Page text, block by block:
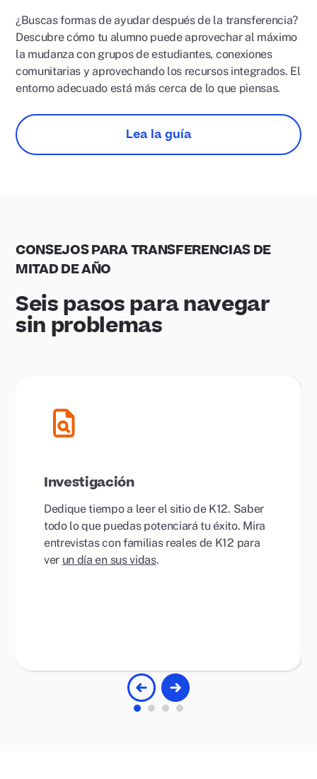
¿Buscas formas de ayudar después de la transferencia?
Descubre cómo tu alumno puede aprovechar al máximo
la mudanza con grupos de estudiantes, conexiones
comunitarias y aprovechando los recursos integrados. El
entorno adecuado está más cerca de lo que piensas.
Lea la guía
CONSEJOS PARA TRANSFERENCIAS DE
MITAD DE AÑO
Seis pasos para navegar
sin problemas
Investigación
Dedique tiempo a leer el sitio de K12. Saber
todo lo que puedas potenciará tu éxito. Mira
entrevistas con familias reales de K12 para
ver un día en sus vidas.